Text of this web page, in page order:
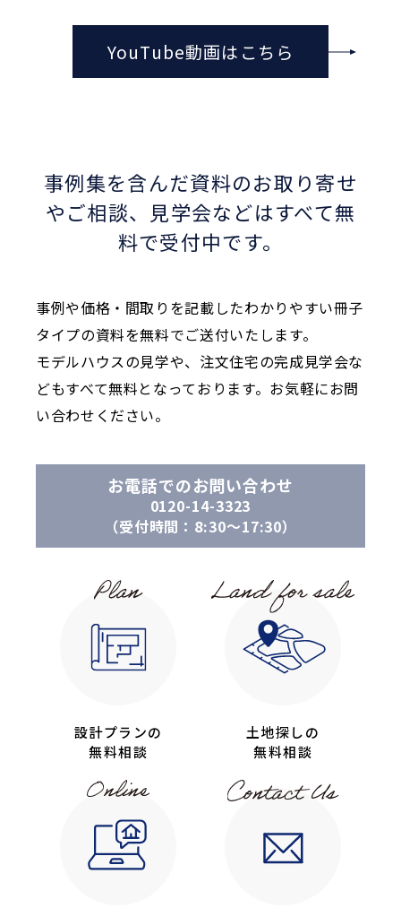
YouTube動画はこちら
事例集を含んだ資料のお取り寄せ
やご相談、 見学会などはすべて無
料で受付中です。
事例や価格・間取りを記載したわかりやすい冊子
タイプの資料を無料でご送付いたします。
モデルハウスの見学や、注文住宅の完成見学会な
どもすべて無料となっております。お気軽にお問
い合わせください。
お電話でのお問い合わせ
0120-14-3323
（受付時間：8:30〜17:30）
設計プランの
無料相談
土地探しの
無料相談